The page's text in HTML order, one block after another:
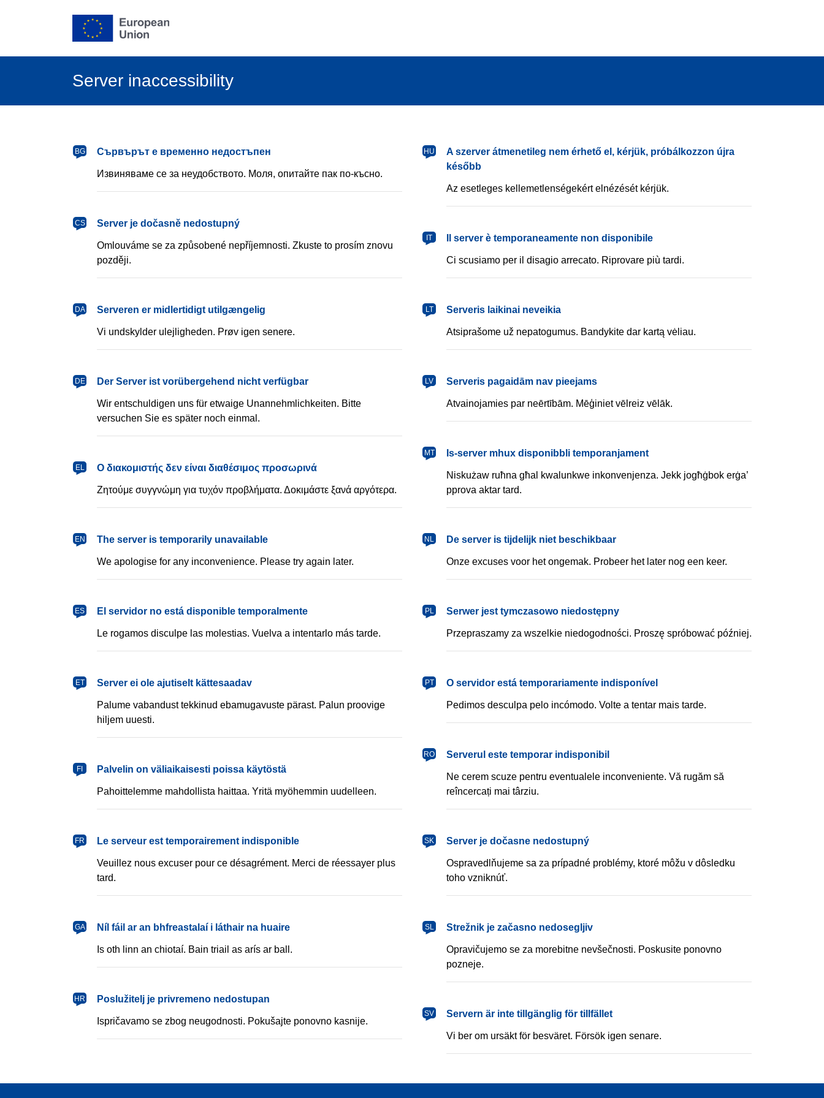
Server inaccessibility
BG
българскиСървърът е временно недостъпен
Извиняваме се за неудобството. Моля, опитайте пак по-късно.
CS
češtinaServer je dočasně nedostupný
Omlouváme se za způsobené nepříjemnosti. Zkuste to prosím znovu
později.
DA
dansk Serveren er midlertidigt utilgængelig
Vi undskylder ulejligheden. Prøv igen senere.
DE
DeutschDer Server ist vorübergehend nicht verfügbar
Wir entschuldigen uns für etwaige Unannehmlichkeiten. Bitte
versuchen Sie es später noch einmal.
EL
ΕλληνικάΟ διακομιστής δεν είναι διαθέσιμος προσωρινά
Ζητούμε συγγνώμη για τυχόν προβλήματα. Δοκιμάστε ξανά αργότερα.
EN
EnglishThe server is temporarily unavailable
We apologise for any inconvenience. Please try again later.
ES
españolEl servidor no está disponible temporalmente
Le rogamos disculpe las molestias. Vuelva a intentarlo más tarde.
ET
eesti Server ei ole ajutiselt kättesaadav
Palume vabandust tekkinud ebamugavuste pärast. Palun proovige
hiljem uuesti.
FI
suomi Palvelin on väliaikaisesti poissa käytöstä
Pahoittelemme mahdollista haittaa. Yritä myöhemmin uudelleen.
FR
françaisLe serveur est temporairement indisponible
Veuillez nous excuser pour ce désagrément. Merci de réessayer plus
tard.
GA
GaeilgeNíl fáil ar an bhfreastalaí i láthair na huaire
Is oth linn an chiotaí. Bain triail as arís ar ball.
HR
hrvatskiPoslužitelj je privremeno nedostupan
Ispričavamo se zbog neugodnosti. Pokušajte ponovno kasnije.
HU
magyarA szerver átmenetileg nem érhető el, kérjük, próbálkozzon újra
később
Az esetleges kellemetlenségekért elnézését kérjük.
IT
italiano Il server è temporaneamente non disponibile
Ci scusiamo per il disagio arrecato. Riprovare più tardi.
LT
lietuviųServeris laikinai neveikia
Atsiprašome už nepatogumus. Bandykite dar kartą vėliau.
LV
latviešuServeris pagaidām nav pieejams
Atvainojamies par neērtībām. Mēģiniet vēlreiz vēlāk.
MT
Malti Is-server mhux disponibbli temporanjament
Niskużaw ruħna għal kwalunkwe inkonvenjenza. Jekk jogħġbok erġa’
pprova aktar tard.
NL
NederlandsDe server is tijdelijk niet beschikbaar
Onze excuses voor het ongemak. Probeer het later nog een keer.
PL
polski Serwer jest tymczasowo niedostępny
Przepraszamy za wszelkie niedogodności. Proszę spróbować później.
PT
portuguêsO servidor está temporariamente indisponível
Pedimos desculpa pelo incómodo. Volte a tentar mais tarde.
RO
românăServerul este temporar indisponibil
Ne cerem scuze pentru eventualele inconveniente. Vă rugăm să
reîncercați mai târziu.
SK
slovenčinaServer je dočasne nedostupný
Ospravedlňujeme sa za prípadné problémy, ktoré môžu v dôsledku
toho vzniknúť.
SL
slovenščinaStrežnik je začasno nedosegljiv
Opravičujemo se za morebitne nevšečnosti. Poskusite ponovno
pozneje.
SV
svenskaServern är inte tillgänglig för tillfället
Vi ber om ursäkt för besväret. Försök igen senare.